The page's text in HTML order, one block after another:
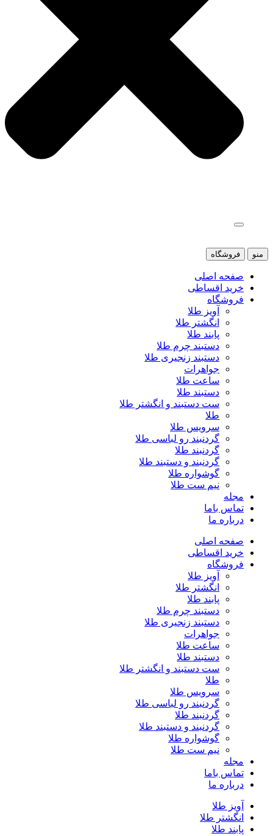
منو فروشگاه
صفحه اصلی
خرید اقساطی
فروشگاه
آویز طلا
انگشتر طلا
پابند طلا
دستبند چرم طلا
دستبند زنجیری طلا
جواهرات
ساعت طلا
دستبند طلا
ست دستبند و انگشتر طلا
طلا
سرویس طلا
گردنبند رو لباسی طلا
گردنبند طلا
گردنبند و دستبند طلا
گوشواره طلا
نیم ست طلا
مجله
تماس باما
درباره ما
صفحه اصلی
خرید اقساطی
فروشگاه
آویز طلا
انگشتر طلا
پابند طلا
دستبند چرم طلا
دستبند زنجیری طلا
جواهرات
ساعت طلا
دستبند طلا
ست دستبند و انگشتر طلا
طلا
سرویس طلا
گردنبند رو لباسی طلا
گردنبند طلا
گردنبند و دستبند طلا
گوشواره طلا
نیم ست طلا
مجله
تماس باما
درباره ما
آویز طلا
انگشتر طلا
پابند طلا